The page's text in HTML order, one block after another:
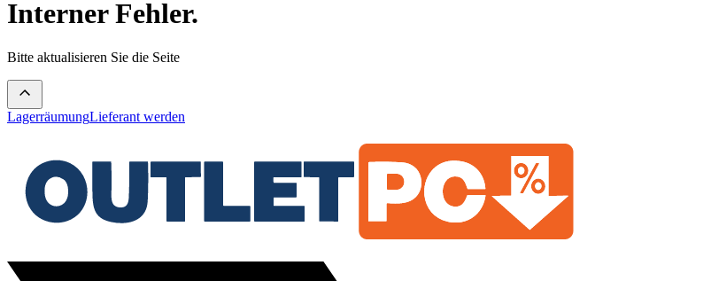
Interner Fehler.
Bitte aktualisieren Sie die Seite
LagerräumungLieferant werden